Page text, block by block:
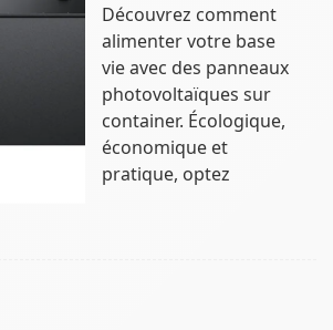
Découvrez comment
alimenter votre base
vie avec des panneaux
photovoltaïques sur
container. Écologique,
économique et
pratique, optez